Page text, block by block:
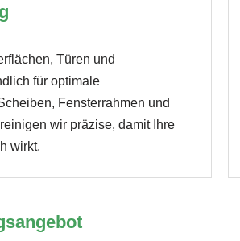
Türen und
für optimale
Fensterrahmen und
wir präzise, damit Ihre
wirkt.